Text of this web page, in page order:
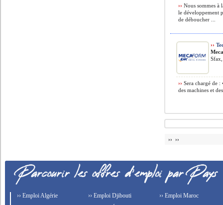
›› Nous sommes à
le développement
de déboucher ...
››
›› Sera chargé de
des machines et
›› ››
›› Emploi Algérie
›› Emploi Djibouti
›› Emploi Maroc